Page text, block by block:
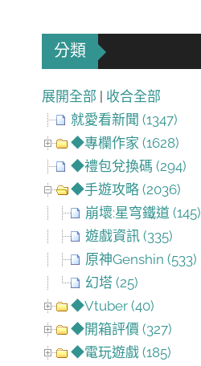
分類
展開全部 | 收合全部
就愛看新聞 (1347)
◆專欄作家 (1628)
◆禮包兌換碼 (294)
◆手遊攻略 (2036)
崩壞:星穹鐵道 (145)
遊戲資訊 (335)
原神Genshin (533)
幻塔 (25)
◆Vtuber (40)
◆開箱評價 (327)
◆電玩遊戲 (185)